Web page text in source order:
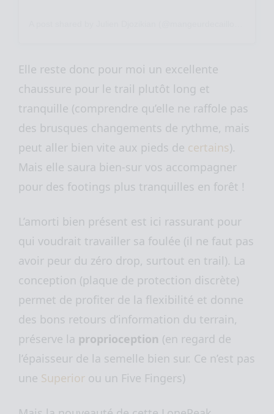
Elle reste donc pour moi un excellente
chaussure pour le trail plutôt long et
tranquille (comprendre qu’elle ne raffole pas
des brusques changements de rythme, mais
peut aller bien vite aux pieds de certains).
Mais elle saura bien-sur vos accompagner
pour des footings plus tranquilles en forêt !
L’amorti bien présent est ici rassurant pour
qui voudrait travailler sa foulée (il ne faut pas
avoir peur du zéro drop, surtout en trail). La
conception (plaque de protection discrète)
permet de profiter de la flexibilité et donne
des bons retours d’information du terrain,
préserve la proprioception (en regard de
l’épaisseur de la semelle bien sur. Ce n’est pas
une Superior ou un Five Fingers)